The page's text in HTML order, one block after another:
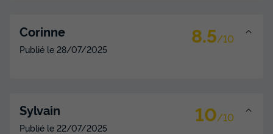
Corinne 8.5/10
Publié le 28/07/2025
Sylvain 10/10
Publié le 22/07/2025